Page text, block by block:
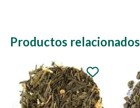
Productos relacionados